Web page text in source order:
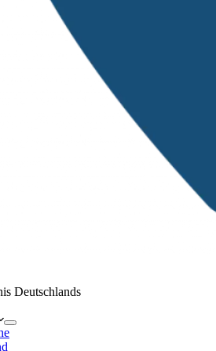
Deutschlands